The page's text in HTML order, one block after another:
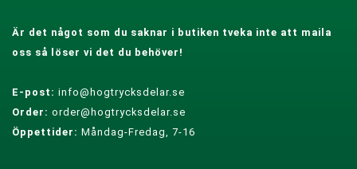
Är det något som du saknar i butiken tveka inte att maila
oss så löser vi det du behöver!
E-post: info@hogtrycksdelar.se
Order: order@hogtrycksdelar.se
Öppettider: Måndag-Fredag, 7-16